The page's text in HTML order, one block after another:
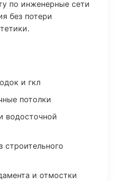
по инженерные сети
без потери
и гкл
потолки
водосточной
и отмостки